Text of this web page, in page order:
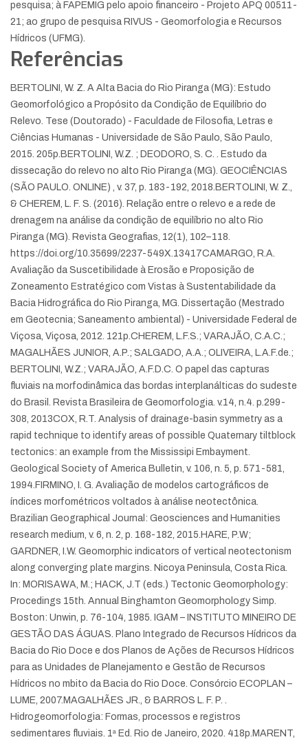
pesquisa; à FAPEMIG pelo apoio financeiro - Projeto APQ 00511-
21; ao grupo de pesquisa RIVUS - Geomorfologia e Recursos
Hídricos (UFMG).
Referências
BERTOLINI, W. Z. A Alta Bacia do Rio Piranga (MG): Estudo
Geomorfológico a Propósito da Condição de Equilíbrio do
Relevo. Tese (Doutorado) - Faculdade de Filosofia, Letras e
Ciências Humanas - Universidade de São Paulo, São Paulo,
2015. 205p. BERTOLINI, W.Z. ; DEODORO, S. C. . Estudo da
dissecação do relevo no alto Rio Piranga (MG). GEOCIÊNCIAS
(SÃO PAULO. ONLINE) , v. 37, p. 183-192, 2018. BERTOLINI, W. Z.,
& CHEREM, L. F. S. (2016). Relação entre o relevo e a rede de
drenagem na análise da condição de equilíbrio no alto Rio
Piranga (MG). Revista Geografias, 12(1), 102–118.
https://doi.org/10.35699/2237-549X.13417CAMARGO, R.A.
Avaliação da Suscetibilidade à Erosão e Proposição de
Zoneamento Estratégico com Vistas à Sustentabilidade da
Bacia Hidrográfica do Rio Piranga, MG. Dissertação (Mestrado
em Geotecnia; Saneamento ambiental) - Universidade Federal de
Viçosa, Viçosa, 2012. 121p.CHEREM, L.F.S.; VARAJÃO, C.A.C.;
MAGALHÃES JUNIOR, A.P.; SALGADO, A.A.; OLIVEIRA, L.A.F.de.;
BERTOLINI, W.Z.; VARAJÃO, A.F.D.C. O papel das capturas
fluviais na morfodinâmica das bordas interplanálticas do sudeste
do Brasil. Revista Brasileira de Geomorfologia. v.14, n.4. p.299-
308, 2013COX, R.T. Analysis of drainage-basin symmetry as a
rapid technique to identify areas of possible Quaternary tiltblock
tectonics: an example from the Mississipi Embayment.
Geological Society of America Bulletin, v. 106, n. 5, p. 571-581,
1994. FIRMINO, I. G. Avaliação de modelos cartográficos de
índices morfométricos voltados à análise neotectônica.
Brazilian Geographical Journal: Geosciences and Humanities
research medium, v. 6, n. 2, p. 168-182, 2015. HARE, P.W;
GARDNER, I.W. Geomorphic indicators of vertical neotectonism
along converging plate margins. Nicoya Peninsula, Costa Rica.
In: MORISAWA, M.; HACK, J.T (eds.) Tectonic Geomorphology:
Procedings 15th. Annual Binghamton Geomorphology Simp.
Boston: Unwin, p. 76-104, 1985. IGAM – INSTITUTO MINEIRO DE
GESTÃO DAS ÁGUAS. Plano Integrado de Recursos Hídricos da
Bacia do Rio Doce e dos Planos de Ações de Recursos Hídricos
para as Unidades de Planejamento e Gestão de Recursos
Hídricos no mbito da Bacia do Rio Doce. Consórcio ECOPLAN –
LUME, 2007. MAGALHÃES JR., & BARROS L. F. P. .
Hidrogeomorfologia: Formas, processos e registros
sedimentares fluviais. 1ª Ed. Rio de Janeiro, 2020. 418p. MARENT,